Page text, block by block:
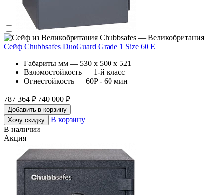
Chubbsafes — Великобритания
Сейф Chubbsafes DuoGuard Grade 1 Size 60 E
Габариты мм — 530 x 500 x 521
Взломостойкость — 1-й класс
Огнестойкость — 60P - 60 мин
787 364 ₽ 740 000 ₽
Добавить в корзину
Хочу скидку
В корзину
В наличии
Акция